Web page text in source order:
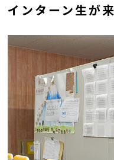
インターン生が